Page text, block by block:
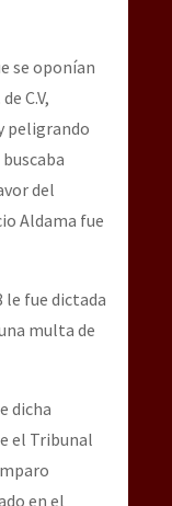
se oponían
C.V,
peligrando
del
Aldama fue
le fue dictada
multa de
dicha
el Tribunal
en el